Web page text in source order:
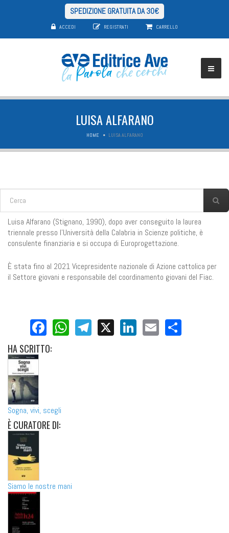
SPEDIZIONE GRATUITA DA 30€
ACCEDI REGISTRATI CARRELLO
LUISA ALFARANO
HOME LUISA ALFARANO
FORM DI RICERCA
Luisa Alfarano (Stignano, 1990), dopo aver conseguito la laurea
triennale presso l'Università della Calabria in Scienze politiche, è
consulente finanziaria e si occupa di Europrogettazione.
È stata fino al 2021 Vicepresidente nazionale di Azione cattolica per
il Settore giovani e responsabile del coordinamento giovani del Fiac.
Facebook
WhatsApp
Telegram
X LinkedIn
Email
HASCRITTO:
Sogna, vivi, scegli
ÈCURATORE DI:
Siamo le nostre mani